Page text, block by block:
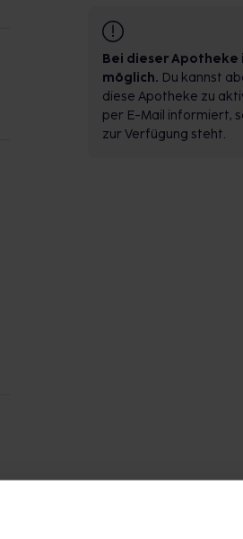
Bei dieser Apotheke
möglich. Du kannst
diese Apotheke zu
per E-Mail informiert,
zur Verfügung steht.